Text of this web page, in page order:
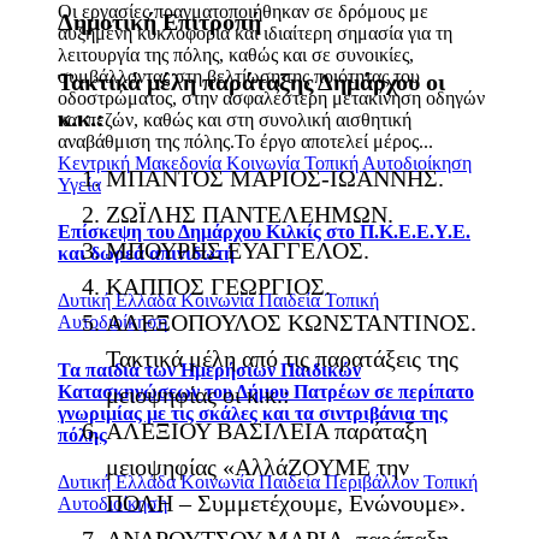
Οι εργασίες πραγματοποιήθηκαν σε δρόμους με
αυξημένη κυκλοφορία και ιδιαίτερη σημασία για τη
λειτουργία της πόλης, καθώς και σε συνοικίες,
συμβάλλοντας στη βελτίωση της ποιότητας του
οδοστρώματος, στην ασφαλέστερη μετακίνηση οδηγών
και πεζών, καθώς και στη συνολική αισθητική
αναβάθμιση της πόλης.Το έργο αποτελεί μέρος...
Κεντρική Μακεδονία Κοινωνία Τοπική Αυτοδιοίκηση
Υγεία
Επίσκεψη του Δημάρχου Κιλκίς στο Π.Κ.Ε.Ε.Υ.Ε.
και δωρεά απινιδωτή
Δυτική ΕλλάδαΚοινωνίαΠαιδείαΤοπική
Αυτοδιοίκηση
Τα παιδιά των Ημερήσιων Παιδικών
Κατασκηνώσεων του Δήμου Πατρέων σε περίπατο
γνωριμίας με τις σκάλες και τα σιντριβάνια της
πόλης
Δυτική ΕλλάδαΚοινωνίαΠαιδείαΠεριβάλλον Τοπική
Αυτοδιοίκηση
Δημοτική Επιτροπή
Τακτικά μέλη παράταξης Δημάρχου οι
κ.κ.:
ΜΠΑΝΤΟΣ ΜΑΡΙΟΣ-ΙΩΑΝΝΗΣ.
ΖΩΪΛΗΣ ΠΑΝΤΕΛΕΗΜΩΝ.
ΜΠΟΥΡΗΣ ΕΥΑΓΓΕΛΟΣ.
ΚΑΠΠΟΣ ΓΕΩΡΓΙΟΣ.
ΑΛΕΞΟΠΟΥΛΟΣ ΚΩΝΣΤΑΝΤΙΝΟΣ.
Τακτικά μέλη από τις παρατάξεις της
μειοψηφίας οι κ.κ.:
ΑΛΕΞΙΟΥ ΒΑΣΙΛΕΙΑ παράταξη
μειοψηφίας «ΑλλάΖΟΥΜΕ την
ΠΟΛΗ – Συμμετέχουμε, Ενώνουμε».